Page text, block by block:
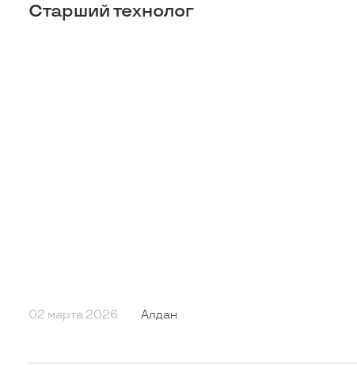
Старший технолог
02 марта 2026 Алдан